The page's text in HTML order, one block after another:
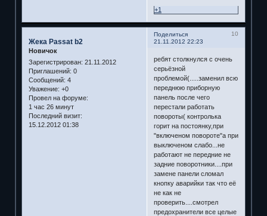
+1
Поделиться
10
21.11.2012 22:23
Жека Passat b2
Новичок
Зарегистрирован: 21.11.2012
Приглашений: 0
Сообщений: 4
Уважение: +0
Провел на форуме:
1 час 26 минут
Последний визит:
15.12.2012 01:38
ребят столкнулся с очень
серьёзной
проблемой(.....заменил всю
переднюю приборную
панель после чего
перестали работать
повороты( контролька
горит на постоянку,при
"включеном повороте"а при
выключеном слабо...не
работают не передние не
задние поворотники....при
замене панели сломал
кнопку аварийки так что её
не как не
проверить....смотрел
предохранители все целые